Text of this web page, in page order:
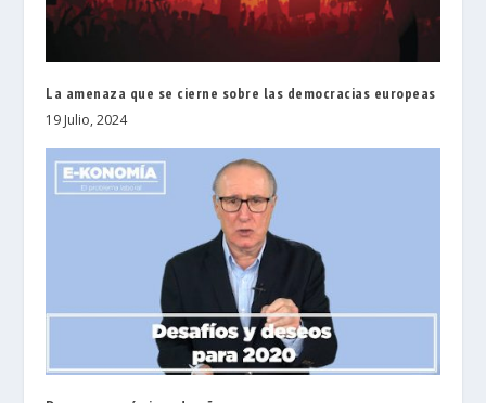
La amenaza que se cierne sobre las democracias europeas
19 Julio, 2024